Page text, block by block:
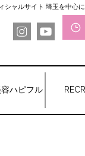
ャルサイト 埼玉を中心
ハピフル